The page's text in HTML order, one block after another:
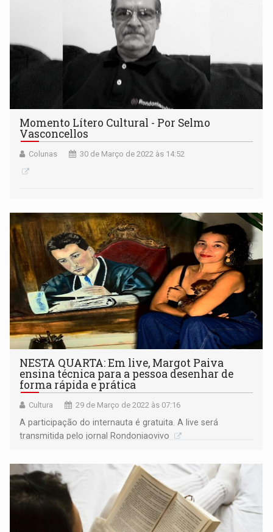
Momento Lítero Cultural - Por Selmo
Vasconcellos
Colunas 30 de Março de 2022 às 14:52
NESTA QUARTA: Em live, Margot Paiva
ensina técnica para a pessoa desenhar de
forma rápida e prática
Cultura 29 de Março de 2022 às 07:16
A participação do internauta é gratuita. A live será
transmitida pelo jornal Rondoniaovivo